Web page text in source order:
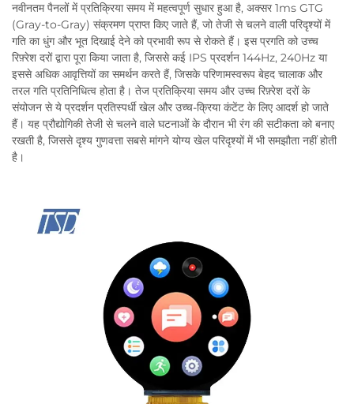
नवीनतम पैनलों में प्रतिक्रिया समय में महत्वपूर्ण सुधार हुआ है, अक्सर 1ms GTG
(Gray-to-Gray) संक्रमण प्राप्त किए जाते हैं, जो तेजी से चलने वाली परिदृश्यों में
गति का धुंग और भूत दिखाई देने को प्रभावी रूप से रोकते हैं। इस प्रगति को उच्च
रिफ़्रेश दरों द्वारा पूरा किया जाता है, जिससे कई IPS प्रदर्शन 144Hz, 240Hz या
इससे अधिक आवृत्तियों का समर्थन करते हैं, जिसके परिणामस्वरूप बेहद चालाक और
तरल गति प्रतिनिधित्व होता है। तेज प्रतिक्रिया समय और उच्च रिफ़्रेश दरों के
संयोजन से ये प्रदर्शन प्रतिस्पर्धी खेल और उच्च-क्रिया कंटेंट के लिए आदर्श हो जाते
हैं। यह प्रौद्योगिकी तेजी से चलने वाले घटनाओं के दौरान भी रंग की सटीकता को बनाए
रखती है, जिससे दृश्य गुणवत्ता सबसे मांगने योग्य खेल परिदृश्यों में भी समझौता नहीं होती
है।